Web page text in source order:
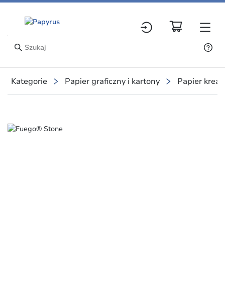
Kategorie Papier graficzny i kartony Papier
Slide 1 of 4